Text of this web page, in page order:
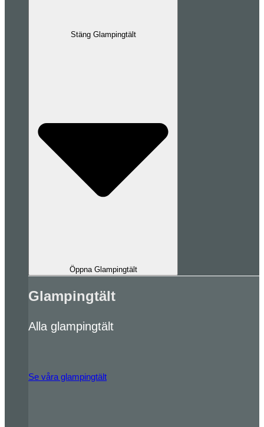
Stäng Glampingtält
Öppna Glampingtält
Glampingtält
Alla glampingtält
Se våra glampingtält